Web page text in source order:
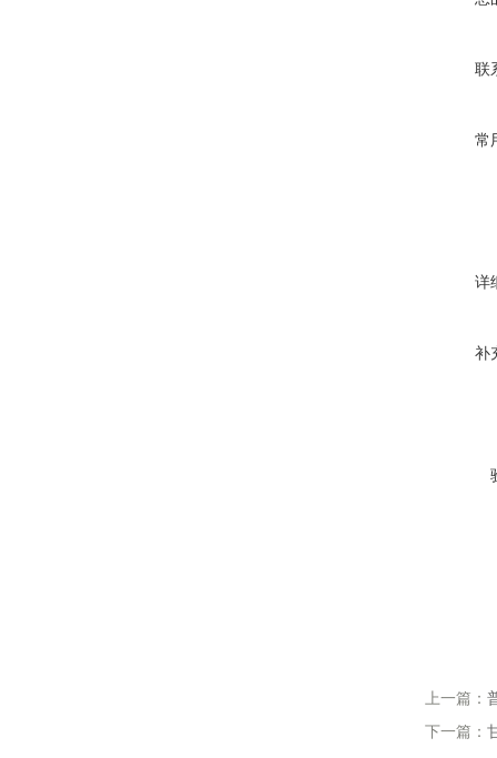
联
常
详
补
上一篇：
下一篇：